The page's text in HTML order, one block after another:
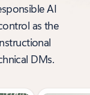
AI
as the
DMs.